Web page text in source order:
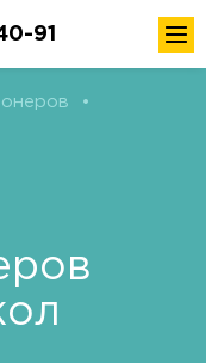
91
•